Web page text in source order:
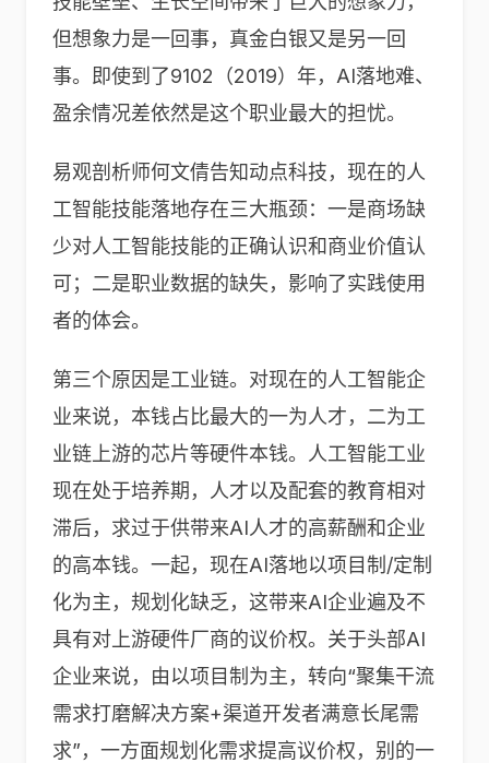
但想象力是一回事，真金白银又是另一回
事。即使到了9102（2019）年，AI落地难、
盈余情况差依然是这个职业最大的担忧。
易观剖析师何文倩告知动点科技，现在的人
工智能技能落地存在三大瓶颈：一是商场缺
少对人工智能技能的正确认识和商业价值认
可；二是职业数据的缺失，影响了实践使用
者的体会。
第三个原因是工业链。对现在的人工智能企
业来说，本钱占比最大的一为人才，二为工
业链上游的芯片等硬件本钱。人工智能工业
现在处于培养期，人才以及配套的教育相对
滞后，求过于供带来AI人才的高薪酬和企业
的高本钱。一起，现在AI落地以项目制/定制
化为主，规划化缺乏，这带来AI企业遍及不
具有对上游硬件厂商的议价权。关于头部AI
企业来说，由以项目制为主，转向“聚集干流
需求打磨解决方案+渠道开发者满意长尾需
求”，一方面规划化需求提高议价权，别的一